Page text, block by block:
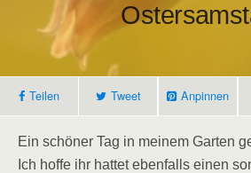
Teilen Tweet Anpinnen
Ein schöner Tag in meinem Garten
Ich hoffe ihr hattet ebenfalls einen